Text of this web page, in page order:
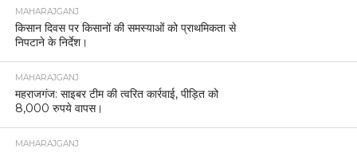
MAHARAJGANJ
किसान दिवस पर किसानों की समस्याओं को प्राथमिकता से
निपटाने के निर्देश।
MAHARAJGANJ
महराजगंज: साइबर टीम की त्वरित कार्रवाई, पीड़ित को
8,000 रुपये वापस।
MAHARAJGANJ